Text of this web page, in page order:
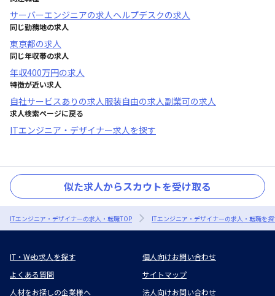
サーバーエンジニアの求人ヘルプデスクの求人
同じ勤務地の求人
東京都の求人
同じ年収帯の求人
年収400万円の求人
特徴が近い求人
自社サービスあり の求人服装自由の求人副業可の求人
求人検索ページに戻る
ITエンジニア・デザイナー求人を探す
似た求人からスカウトを受け取る
ITエンジニア・デザイナーの求人・転職TOP ITエンジニア・デザイナーの求人・転職を
IT・Web求人を探す
個人向けお問い合わせ
よくある質問
サイトマップ
人材をお探しの企業様へ
法人向けお問い合わせ